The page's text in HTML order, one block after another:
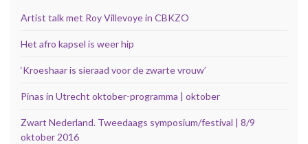
Artist talk met Roy Villevoye in CBKZO
Het afro kapsel is weer hip
‘Kroeshaar is sieraad voor de zwarte vrouw’
Pinas in Utrecht oktober-programma | oktober
Zwart Nederland. Tweedaags symposium/festival | 8/9
oktober 2016